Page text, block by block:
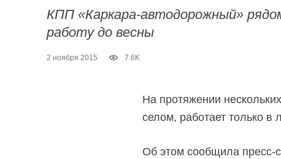
КПП «Каркара-автодорожный»
работу до весны
2 ноября 2015 7.6K
На протяжении
селом, работает только в
Об этом сообщила пресс-